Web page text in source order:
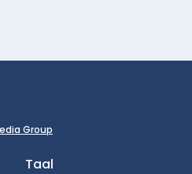
Group
Taal